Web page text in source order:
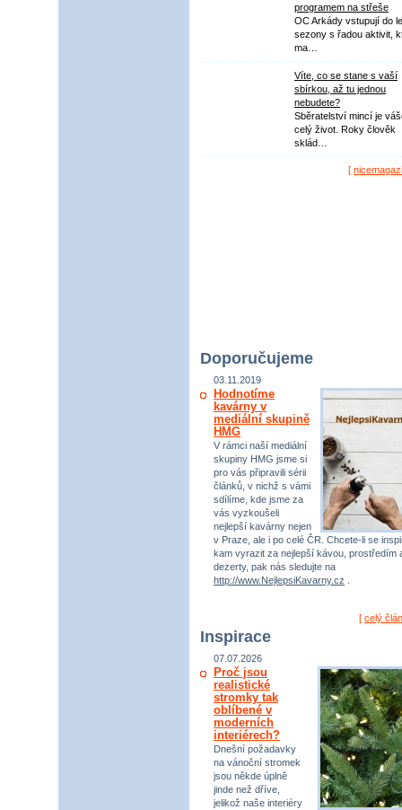
programem na střeše
OC Arkády vstupují do
sezony s řadou aktivit,
ma…
Víte, co se stane s vaší
sbírkou, až tu jednou
nebudete?
Sběratelství mincí je
celý život. Roky člověk
sklád…
[
Doporučujeme
03.11.2019
Hodnotíme
kavárny v
mediální skupině
HMG
V rámci naší mediální
skupiny HMG jsme si
pro vás připravili sérii
článků, v nichž s vámi
sdílíme, kde jsme za
vás vyzkoušeli
nejlepší kavárny nejen
v Praze, ale i po celé ČR. Chcete-li se
kam vyrazit za nejlepší kávou, prostředím
dezerty, pak nás sledujte na
http://www.NejlepsiKavarny.cz
[ celý
Inspirace
07.07.2026
Proč jsou
realistické
stromky tak
oblíbené v
moderních
interiérech?
Dnešní požadavky
na vánoční stromek
jsou někde úplně
jinde než dříve,
jelikož naše interiéry